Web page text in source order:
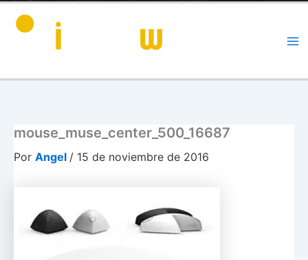
mouse_muse_center_500_16687
Por Angel / 15 de noviembre de 2016